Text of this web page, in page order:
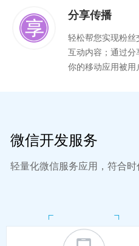
分享传播
轻松帮您实现粉
互动内容；通过分
你的移动应用被用
微信开发服务
轻量化微信服务应用，符合